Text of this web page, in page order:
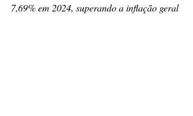
7,69% em 2024, superando a inflação geral